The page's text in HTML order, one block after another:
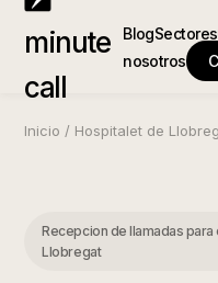
minute
call
BlogSectores
nosotros
Inicio / Hospitalet de
Recepcion de llamadas para
Llobregat